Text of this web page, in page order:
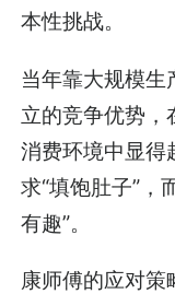
本性挑战。
当年靠大规模生
立的竞争优势，
消费环境中显得
求“填饱肚子”，
有趣”。
康师傅的应对